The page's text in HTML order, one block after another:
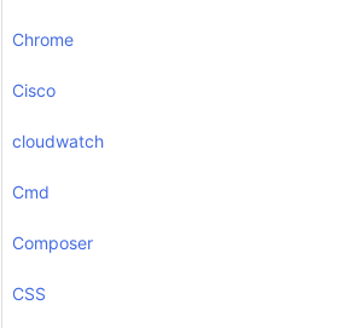
Chrome
Cisco
cloudwatch
Cmd
Composer
CSS